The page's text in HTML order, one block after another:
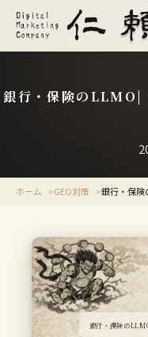
銀行・保険のLLMO|
ホーム GEO対策 銀行・保険
銀行・保険の